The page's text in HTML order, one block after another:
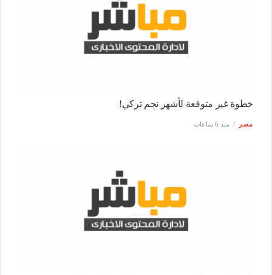
خطوة غير متوقعة لأشهر نجم تركي!
مصر منذ 6 ساعات